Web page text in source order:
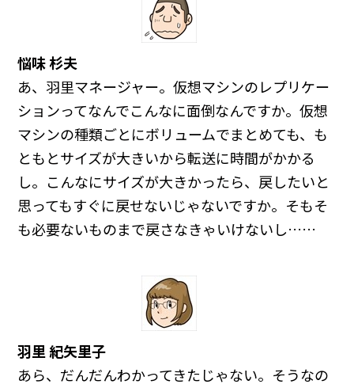
悩味 杉夫
あ、羽里マネージャー。仮想マシンのレプリケー
ションってなんでこんなに面倒なんですか。仮想
マシンの種類ごとにボリュームでまとめても、も
ともとサイズが大きいから転送に時間がかかる
し。こんなにサイズが大きかったら、戻したいと
思ってもすぐに戻せないじゃないですか。そもそ
も必要ないものまで戻さなきゃいけないし……
羽里 紀矢里子
あら、だんだんわかってきたじゃない。そうなの